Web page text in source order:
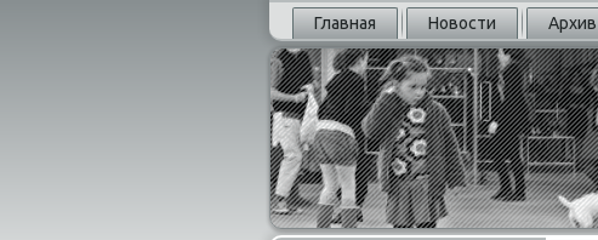
Главная Новости Архив